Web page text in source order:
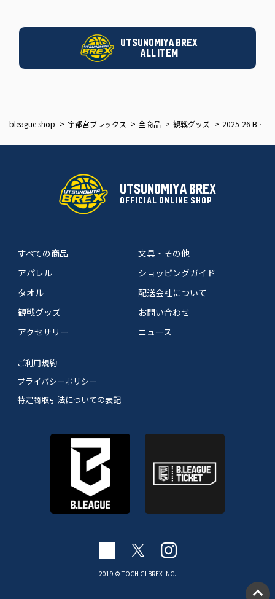
UTSUNOMIYA BREX
ALL ITEM
bleague shop 宇都宮ブレックス 全商品 観戦グッズ 2025-26 BREX NATION miniステッカー（2枚セット）
UTSUNOMIYA BREX
OFFICIAL ONLINE SHOP
すべての商品
アパレル
タオル
観戦グッズ
アクセサリー
文具・その他
ショッピングガイド
配送会社について
お問い合わせ
ニュース
ご利用規約
プライバシーポリシー
特定商取引法についての表記
2019 © TOCHIGI BREX INC.